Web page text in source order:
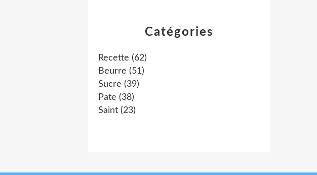
Catégories
Recette (62)
Beurre (51)
Sucre (39)
Pate (38)
Saint (23)